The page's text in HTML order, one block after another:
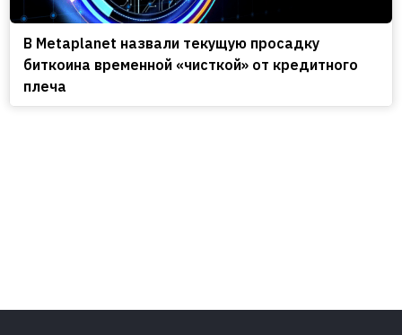
В Metaplanet назвали текущую просадку
биткоина временной «чисткой» от кредитного
плеча